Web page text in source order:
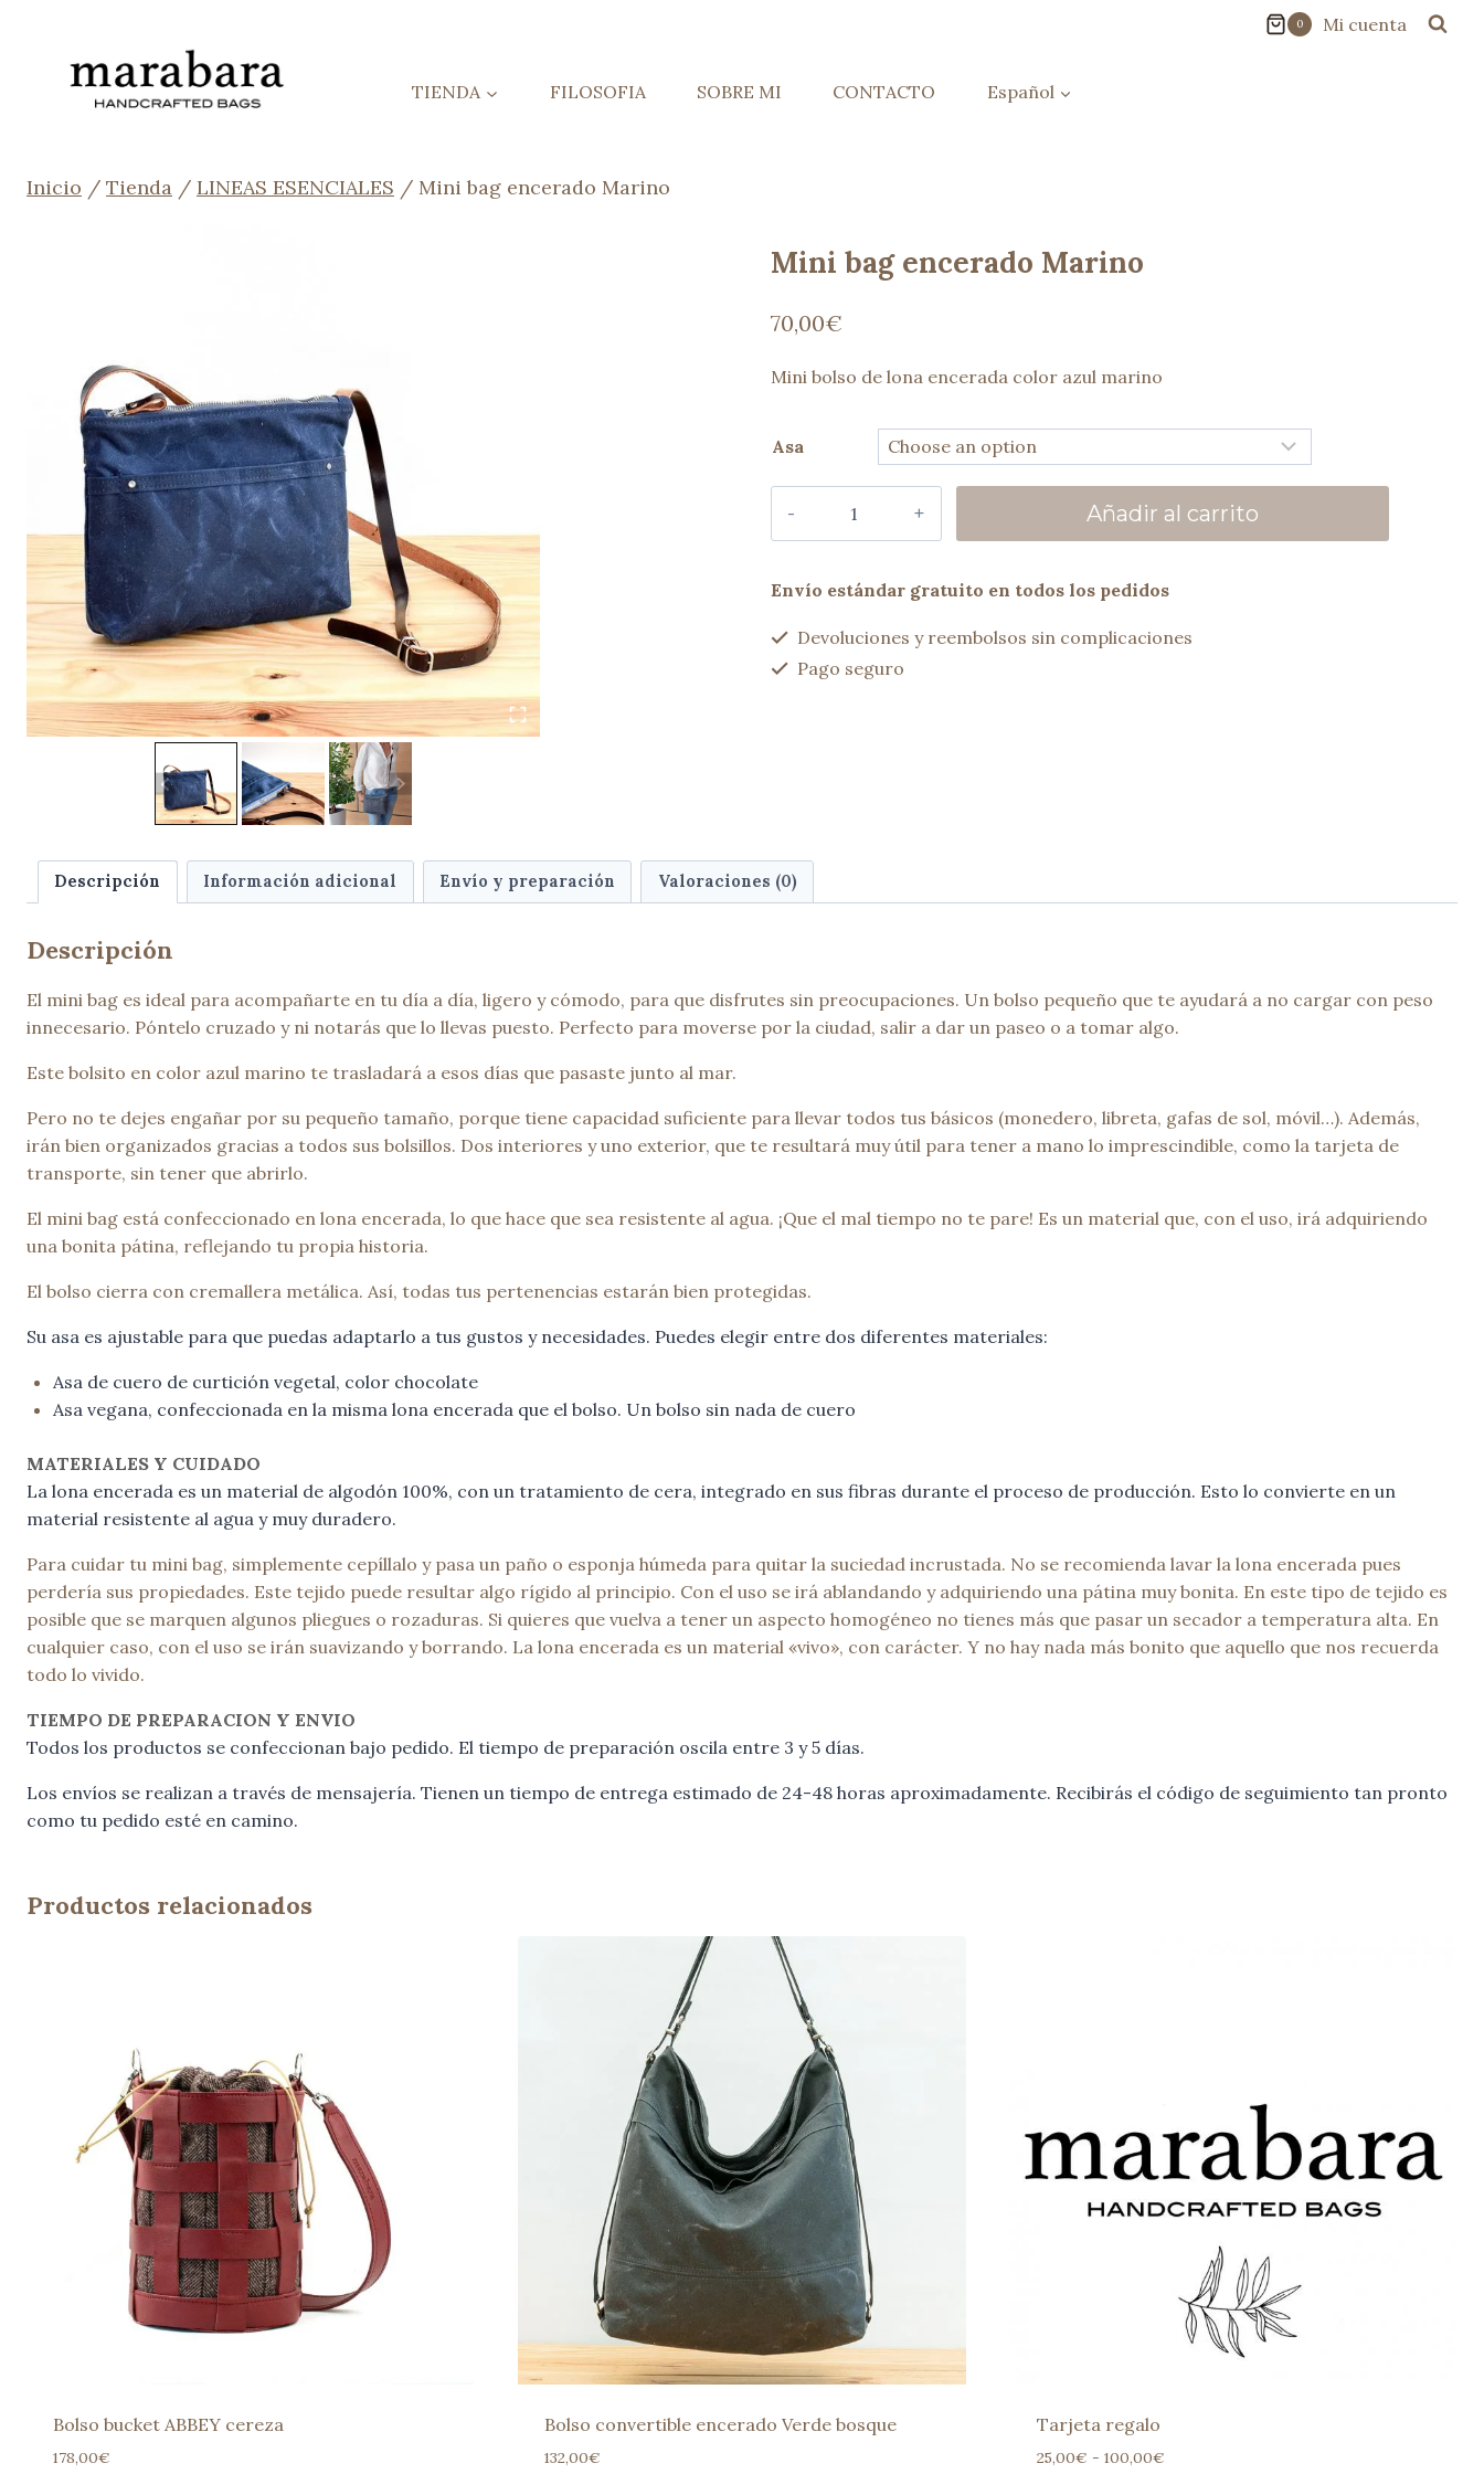
contenido
0 Mi cuenta
TIENDA FILOSOFIA SOBRE MI CONTACTO Español
Inicio / Tienda / LINEAS ESENCIALES / Mini bag encerado Marino
Mini bag encerado Marino
70,00€
Mini bolso de lona encerada color azul marino
Asa
Marino
Añadir al carrito
Envío estándar gratuito en todos los pedidos
Devoluciones y reembolsos sin complicaciones
Pago seguro
Descripción Información adicional Envío y preparación Valoraciones (0)
Descripción
El mini bag es ideal para acompañarte en tu día a día, ligero y cómodo, para que disfrutes sin preocupaciones. Un bolso pequeño que te ayudará a no cargar con peso
innecesario. Póntelo cruzado y ni notarás que lo llevas puesto. Perfecto para moverse por la ciudad, salir a dar un paseo o a tomar algo.
Este bolsito en color azul marino te trasladará a esos días que pasaste junto al mar.
Pero no te dejes engañar por su pequeño tamaño, porque tiene capacidad suficiente para llevar todos tus básicos (monedero, libreta, gafas de sol, móvil…). Además,
irán bien organizados gracias a todos sus bolsillos. Dos interiores y uno exterior, que te resultará muy útil para tener a mano lo imprescindible, como la tarjeta de
transporte, sin tener que abrirlo.
El mini bag está confeccionado en lona encerada, lo que hace que sea resistente al agua. ¡Que el mal tiempo no te pare! Es un material que, con el uso, irá adquiriendo
una bonita pátina, reflejando tu propia historia.
El bolso cierra con cremallera metálica. Así, todas tus pertenencias estarán bien protegidas.
Su asa es ajustable para que puedas adaptarlo a tus gustos y necesidades. Puedes elegir entre dos diferentes materiales:
Asa de cuero de curtición vegetal, color chocolate
Asa vegana, confeccionada en la misma lona encerada que el bolso. Un bolso sin nada de cuero
MATERIALES Y CUIDADO
La lona encerada es un material de algodón 100%, con un tratamiento de cera, integrado en sus fibras durante el proceso de producción. Esto lo convierte en un
material resistente al agua y muy duradero.
Para cuidar tu mini bag, simplemente cepíllalo y pasa un paño o esponja húmeda para quitar la suciedad incrustada. No se recomienda lavar la lona encerada pues
perdería sus propiedades. Este tejido puede resultar algo rígido al principio. Con el uso se irá ablandando y adquiriendo una pátina muy bonita. En este tipo de tejido es
posible que se marquen algunos pliegues o rozaduras. Si quieres que vuelva a tener un aspecto homogéneo no tienes más que pasar un secador a temperatura alta. En
cualquier caso, con el uso se irán suavizando y borrando. La lona encerada es un material «vivo», con carácter. Y no hay nada más bonito que aquello que nos recuerda
todo lo vivido.
TIEMPO DE PREPARACION Y ENVIO
Todos los productos se confeccionan bajo pedido. El tiempo de preparación oscila entre 3 y 5 días.
Los envíos se realizan a través de mensajería. Tienen un tiempo de entrega estimado de 24-48 horas aproximadamente. Recibirás el código de seguimiento tan pronto
como tu pedido esté en camino.
Productos relacionados
Bolso bucket ABBEY cereza
178,00€
Bolso convertible encerado Verde bosque
132,00€
Tarjeta regalo
25,00€ - 100,00€Rango